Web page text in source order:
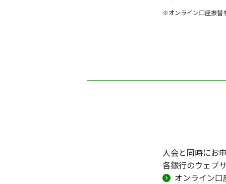
※オンライン口座振替
入会と同時にお
各銀行のウェブ
オンライン